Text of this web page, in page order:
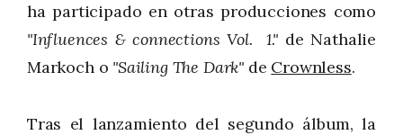
ha participado en otras producciones como
"Influences & connections Vol. 1." de Nathalie
Markoch o "Sailing The Dark" de Crownless.
Tras el lanzamiento del segundo álbum, la